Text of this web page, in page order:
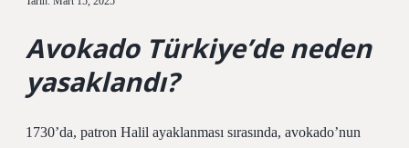
Avokado Türkiye’de neden
yasaklandı?
1730’da, patron Halil ayaklanması sırasında, avokado’nun